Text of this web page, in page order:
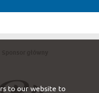
to our website to